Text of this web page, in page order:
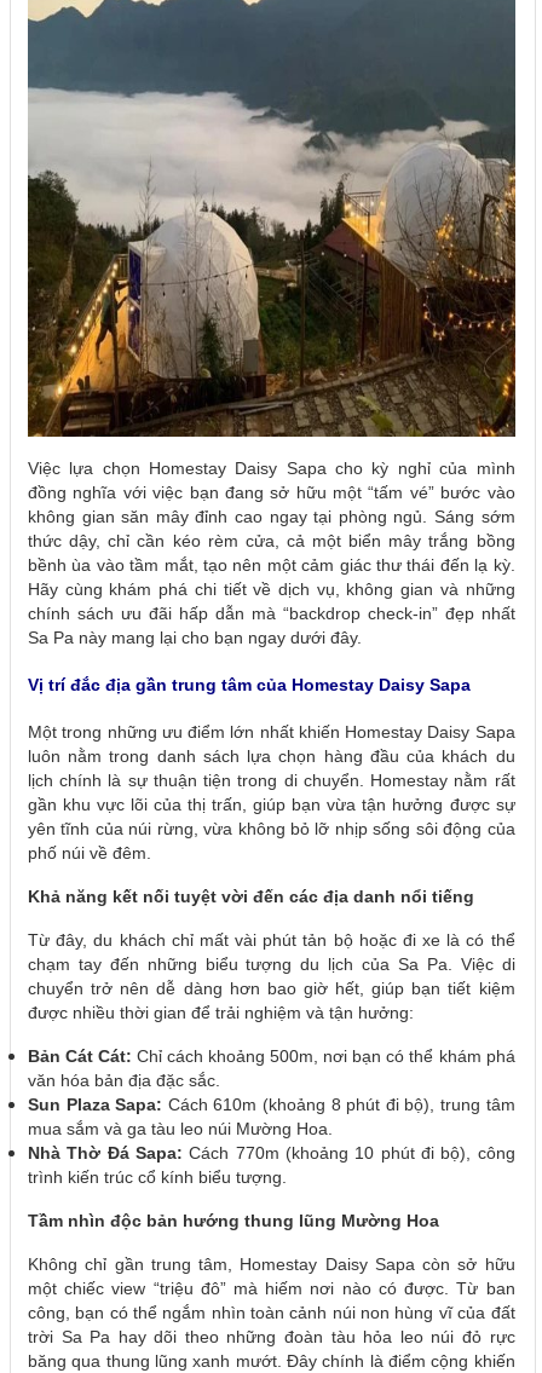
Việc lựa chọn Homestay Daisy Sapa cho kỳ nghỉ của mình
đồng nghĩa với việc bạn đang sở hữu một “tấm vé” bước vào
không gian săn mây đỉnh cao ngay tại phòng ngủ. Sáng sớm
thức dậy, chỉ cần kéo rèm cửa, cả một biển mây trắng bồng
bềnh ùa vào tầm mắt, tạo nên một cảm giác thư thái đến lạ kỳ.
Hãy cùng khám phá chi tiết về dịch vụ, không gian và những
chính sách ưu đãi hấp dẫn mà “backdrop check-in” đẹp nhất
Sa Pa này mang lại cho bạn ngay dưới đây.
Vị trí đắc địa gần trung tâm của Homestay Daisy Sapa
Một trong những ưu điểm lớn nhất khiến Homestay Daisy Sapa
luôn nằm trong danh sách lựa chọn hàng đầu của khách du
lịch chính là sự thuận tiện trong di chuyển. Homestay nằm rất
gần khu vực lõi của thị trấn, giúp bạn vừa tận hưởng được sự
yên tĩnh của núi rừng, vừa không bỏ lỡ nhịp sống sôi động của
phố núi về đêm.
Khả năng kết nối tuyệt vời đến các địa danh nổi tiếng
Từ đây, du khách chỉ mất vài phút tản bộ hoặc đi xe là có thể
chạm tay đến những biểu tượng du lịch của Sa Pa. Việc di
chuyển trở nên dễ dàng hơn bao giờ hết, giúp bạn tiết kiệm
được nhiều thời gian để trải nghiệm và tận hưởng:
Bản Cát Cát: Chỉ cách khoảng 500m, nơi bạn có thể khám phá
văn hóa bản địa đặc sắc.
Sun Plaza Sapa: Cách 610m (khoảng 8 phút đi bộ), trung tâm
mua sắm và ga tàu leo núi Mường Hoa.
Nhà Thờ Đá Sapa: Cách 770m (khoảng 10 phút đi bộ), công
trình kiến trúc cổ kính biểu tượng.
Tầm nhìn độc bản hướng thung lũng Mường Hoa
Không chỉ gần trung tâm, Homestay Daisy Sapa còn sở hữu
một chiếc view “triệu đô” mà hiếm nơi nào có được. Từ ban
công, bạn có thể ngắm nhìn toàn cảnh núi non hùng vĩ của đất
trời Sa Pa hay dõi theo những đoàn tàu hỏa leo núi đỏ rực
băng qua thung lũng xanh mướt. Đây chính là điểm cộng khiến